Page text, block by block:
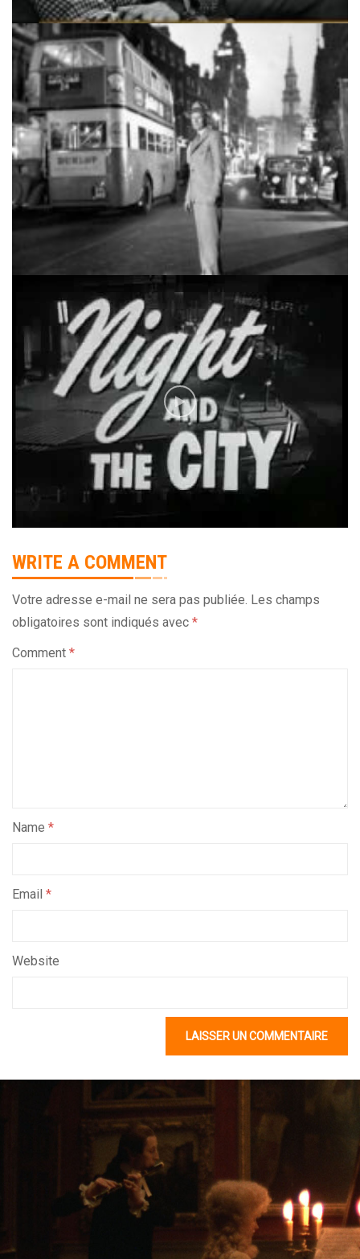
WRITE A COMMENT
Votre adresse e-mail ne sera pas publiée. Les champs
obligatoires sont indiqués avec *
Comment *
Name *
Email *
Website